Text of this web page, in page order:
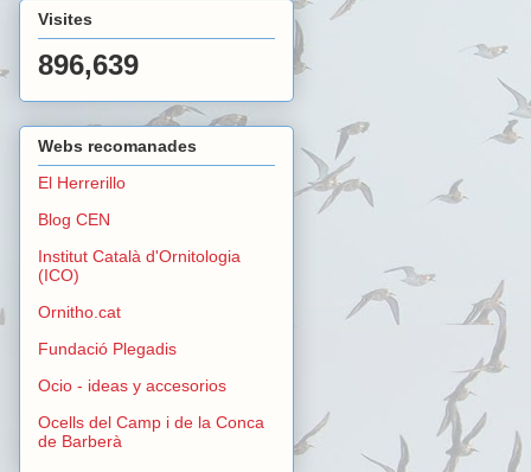
Visites
896,639
Webs recomanades
El Herrerillo
Blog CEN
Institut Català d'Ornitologia
(ICO)
Ornitho.cat
Fundació Plegadis
Ocio - ideas y accesorios
Ocells del Camp i de la Conca
de Barberà